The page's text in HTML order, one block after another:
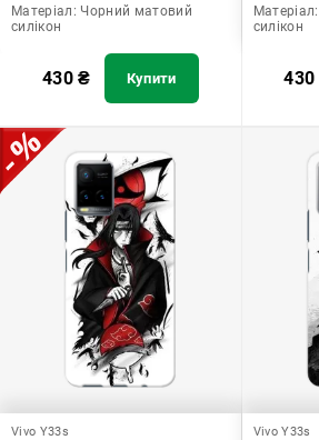
Матеріал: Чорний матовий
силікон
430₴ Купити
Матеріал:
силікон
430
Vivo Y33s Vivo Y33s